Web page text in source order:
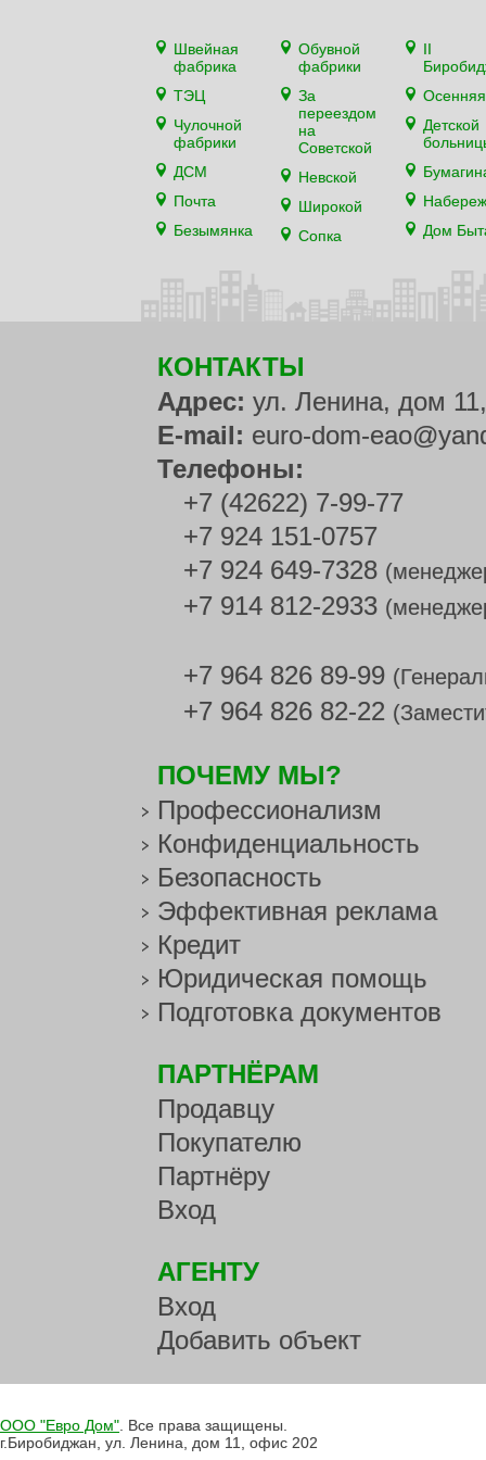
Швейная
фабрика
ТЭЦ
Чулочной
фабрики
ДСМ
Почта
Безымянка
Обувной
фабрики
За
переездом
на
Советской
Невской
Широкой
Сопка
II
Осенняя
Детской
Дом
КОНТАКТЫ
Адрес: ул. Ленина, дом
E-mail: euro-dom-
Телефоны:
+7 (42622) 7-99-77
+7 924 151-0757
+7 924 649-7328
+7 914 812-2933
+7 964 826 89-99
+7 964 826 82-22
ПОЧЕМУ МЫ?
Профессионализм
Конфиденциальность
Безопасность
Эффективная реклама
Кредит
Юридическая помощь
Подготовка документов
ПАРТНЁРАМ
Продавцу
Покупателю
Партнёру
Вход
АГЕНТУ
Вход
Добавить объект
ООО "Евро Дом". Все права защищены.
г.Биробиджан, ул. Ленина, дом 11, офис 202